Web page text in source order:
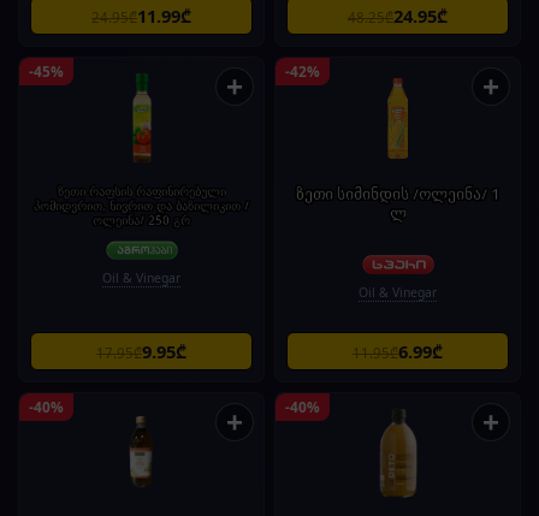
24.95₾11.99₾ 48.25₾24.95₾
-45% +
ზეთი რაფსის რაფინირებული
პომიდვრით, ნივრით და ბაზილიკით /
ოლეინა/ 250 გრ
Oil & Vinegar
17.95₾9.95₾
-42% +
ზეთი სიმინდის /ოლეინა/ 1
ლ
Oil & Vinegar
11.95₾6.99₾
-40% + -40% +